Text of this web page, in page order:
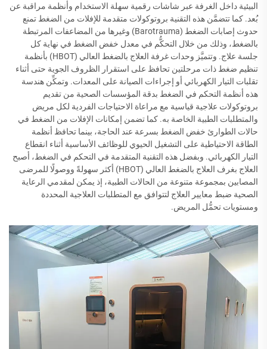
البيئية داخل الغرفة عبر شاشات رقمية سهلة الاستخدام وأنظمة مراقبة عن
بُعد. كما تتضمَّن هذه التقنية بروتوكولات متقدمة للإفلات من الضغط تمنع
حدوث إصابات الضغط (Barotrauma) وغيرها من المضاعفات المرتبطة
بالضغط، وذلك من خلال التحكُّم في معدل خفض الضغط في نهاية كل
جلسة علاج. وتتميَّز وحدات غرفة العلاج بالضغط العالي (HBOT) بأنظمة
تنظيم ضغط ذات مرحلتين تحافظ على استقرار الظروف الجوية حتى أثناء
تقلبات التيار الكهربائي أو إجراءات الصيانة على المعدات. وتمكِّن هندسة
هذه أنظمة التحكم في الضغط بدقة المؤسسات الصحية من تقديم
بروتوكولات علاجية قياسية مع مراعاة الاحتياجات الفردية لكل مريض
والمتطلبات الطبية الخاصة به. كما تضمن إمكانات الإفلات من الضغط في
حالات الطوارئ خفض الضغط بسرعة عند الحاجة، بينما تحافظ أنظمة
الطاقة الاحتياطية على التشغيل الحيوي للوظائف الأساسية أثناء انقطاع
التيار الكهربائي. وبفضل هذه التقنية المتقدمة في التحكم في الضغط، أصبح
العلاج بغرف العلاج بالضغط العالي (HBOT) أكثر سهولةً ووصولًا للمرضى
المصابين بمجموعة متنوعة من الحالات الطبية، إذ يمكن لمقدمي الرعاية
الصحية ضبط معايير العلاج لتتوافق مع المتطلبات العلاجية المحددة
ومستويات تحمُّل المريض.